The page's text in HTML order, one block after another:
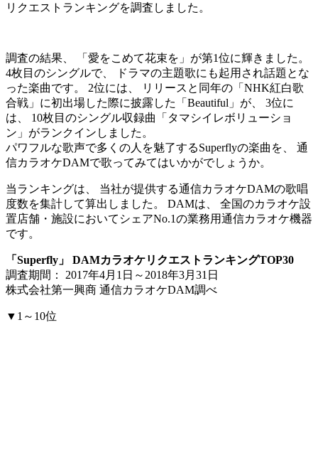
リクエストランキングを調査しました。
調査の結果、 「愛をこめて花束を」が第1位に輝きました。
4枚目のシングルで、 ドラマの主題歌にも起用され話題とな
った楽曲です。 2位には、 リリースと同年の「NHK紅白歌
合戦」に初出場した際に披露した「Beautiful」が、 3位に
は、 10枚目のシングル収録曲「タマシイレボリューショ
ン」がランクインしました。
パワフルな歌声で多くの人を魅了するSuperflyの楽曲を、 通
信カラオケDAMで歌ってみてはいかがでしょうか。
当ランキングは、 当社が提供する通信カラオケDAMの歌唱
度数を集計して算出しました。 DAMは、 全国のカラオケ設
置店舗・施設においてシェアNo.1の業務用通信カラオケ機器
です。
「Superfly」 DAMカラオケリクエストランキングTOP30
調査期間： 2017年4月1日～2018年3月31日
株式会社第一興商 通信カラオケDAM調べ
▼1～10位